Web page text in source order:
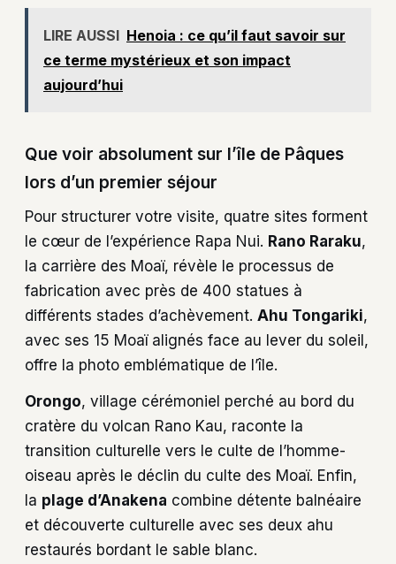
LIRE AUSSI Henoia : ce qu’il faut savoir sur
ce terme mystérieux et son impact
aujourd’hui
Que voir absolument sur l’île de Pâques
lors d’un premier séjour
Pour structurer votre visite, quatre sites forment
le cœur de l’expérience Rapa Nui. Rano Raraku,
la carrière des Moaï, révèle le processus de
fabrication avec près de 400 statues à
différents stades d’achèvement. Ahu Tongariki,
avec ses 15 Moaï alignés face au lever du soleil,
offre la photo emblématique de l’île.
Orongo, village cérémoniel perché au bord du
cratère du volcan Rano Kau, raconte la
transition culturelle vers le culte de l’homme-
oiseau après le déclin du culte des Moaï. Enfin,
la plage d’Anakena combine détente balnéaire
et découverte culturelle avec ses deux ahu
restaurés bordant le sable blanc.